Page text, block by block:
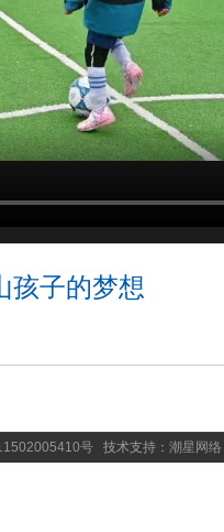
孩子的梦想
号 技术支持： 潮星网络